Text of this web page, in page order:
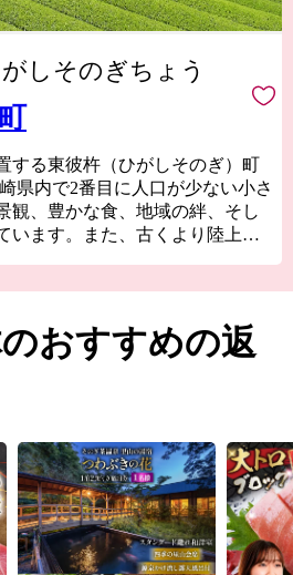
しそのぎちょう
する東彼杵（ひがしそのぎ）町
県内で2番目に人口が少ない小さ
観、豊かな食、地域の絆、そし
います。また、古くより陸上・
ます。明治時代から鯨肉の問屋
肉も有名です。
おすすめの返